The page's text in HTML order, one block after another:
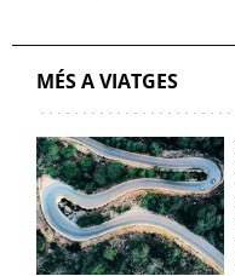
MÉS A VIATGES